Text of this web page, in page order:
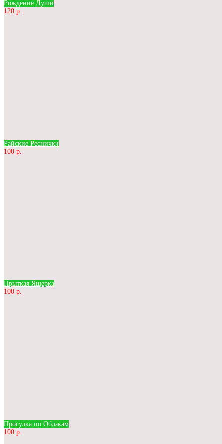
Рождение Души
120 р.
Райские Реснички
100 р.
Прыткая Ящерка
100 р.
Прогулка по Облакам
100 р.